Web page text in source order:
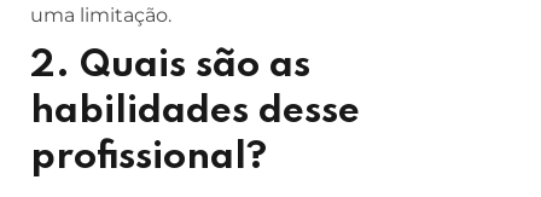
uma limitação.
2. Quais são as
habilidades desse
profissional?